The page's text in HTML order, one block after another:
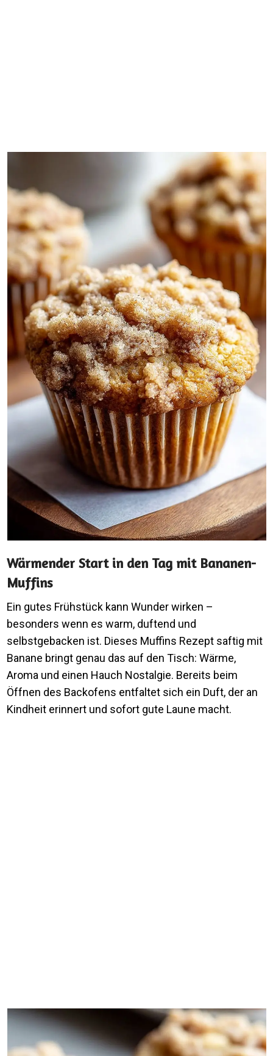
Wärmender Start in den Tag mit Bananen-
Muffins
Ein gutes Frühstück kann Wunder wirken –
besonders wenn es warm, duftend und
selbstgebacken ist. Dieses Muffins Rezept saftig mit
Banane bringt genau das auf den Tisch: Wärme,
Aroma und einen Hauch Nostalgie. Bereits beim
Öffnen des Backofens entfaltet sich ein Duft, der an
Kindheit erinnert und sofort gute Laune macht.